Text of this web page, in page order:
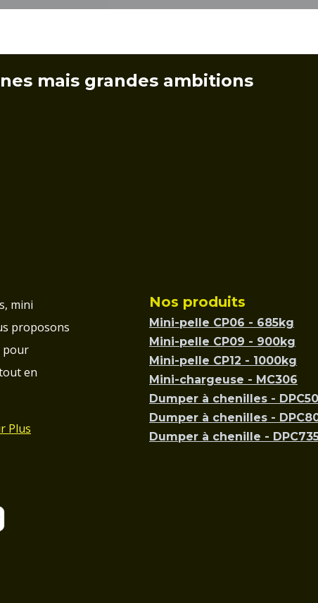
mais grandes ambitions
Nos produits
Mini-pelle CP06 - 685kg
Mini-pelle CP09 - 900kg
Mini-pelle CP12 - 1000kg
Mini-chargeuse - MC306
Dumper à chenilles -
Dumper à chenilles -
Dumper à chenille -
mini
proposons
pour
en
Plus